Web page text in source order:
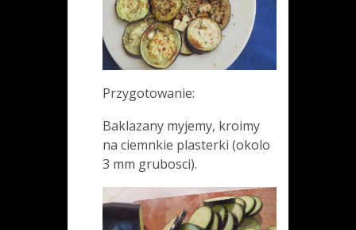
Przygotowanie:
Baklazany myjemy, kroimy
na ciemnkie plasterki (okolo
3 mm grubosci).